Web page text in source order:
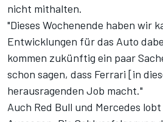
nicht mithalten.
"Dieses Wochenende haben wir
Entwicklungen für das Auto
kommen zukünftig ein paar
schon sagen, dass Ferrari [in
herausragenden Job macht."
Auch Red Bull und Mercedes